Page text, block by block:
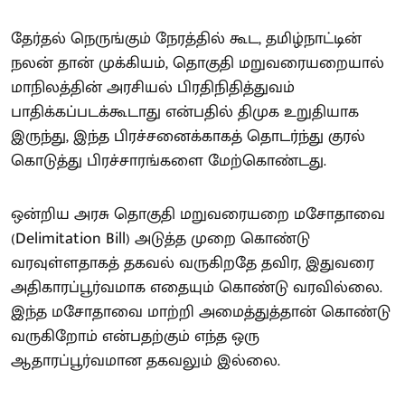
தேர்தல் நெருங்கும் நேரத்தில் கூட, தமிழ்நாட்டின்
நலன் தான் முக்கியம், தொகுதி மறுவரையறையால்
மாநிலத்தின் அரசியல் பிரதிநிதித்துவம்
பாதிக்கப்படக்கூடாது என்பதில் திமுக உறுதியாக
இருந்து, இந்த பிரச்சனைக்காகத் தொடர்ந்து குரல்
கொடுத்து பிரச்சாரங்களை மேற்கொண்டது.
ஒன்றிய அரசு தொகுதி மறுவரையறை மசோதாவை
(Delimitation Bill) அடுத்த முறை கொண்டு
வரவுள்ளதாகத் தகவல் வருகிறதே தவிர, இதுவரை
அதிகாரப்பூர்வமாக எதையும் கொண்டு வரவில்லை.
இந்த மசோதாவை மாற்றி அமைத்துத்தான் கொண்டு
வருகிறோம் என்பதற்கும் எந்த ஒரு
ஆதாரப்பூர்வமான தகவலும் இல்லை.